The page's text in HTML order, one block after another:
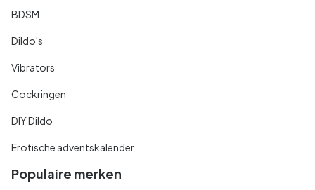
BDSM
Dildo's
Vibrators
Cockringen
DIY Dildo
Erotische adventskalender
Populaire merken